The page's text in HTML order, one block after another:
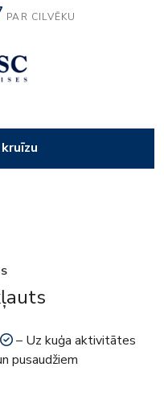
PAR CILVĒKU
– Uz kuģa aktivitātes
pusaudžiem